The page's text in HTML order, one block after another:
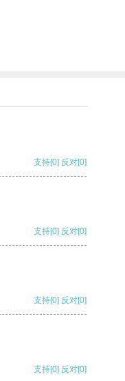
支持[0] 反对[0]
支持[0] 反对[0]
支持[0] 反对[0]
支持[0] 反对[0]